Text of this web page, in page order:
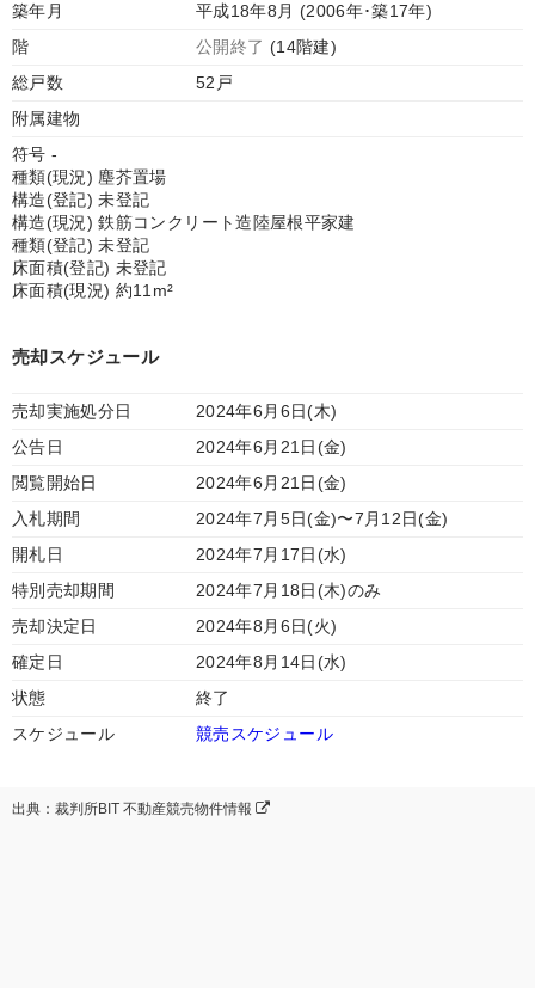
築年月
平成18年8月 (2006年･築17年)
階
公開終了 (14階建)
総戸数
52戸
附属建物
符号 -
種類(現況) 塵芥置場
構造(登記) 未登記
構造(現況) 鉄筋コンクリート造陸屋根平家建
種類(登記) 未登記
床面積(登記) 未登記
床面積(現況) 約11m²
売却スケジュール
売却実施処分日
2024年6月6日(木)
公告日
2024年6月21日(金)
閲覧開始日
2024年6月21日(金)
入札期間
2024年7月5日(金)〜7月12日(金)
開札日
2024年7月17日(水)
特別売却期間
2024年7月18日(木)のみ
売却決定日
2024年8月6日(火)
確定日
2024年8月14日(水)
状態
終了
スケジュール
競売スケジュール
出典：裁判所BIT 不動産競売物件情報